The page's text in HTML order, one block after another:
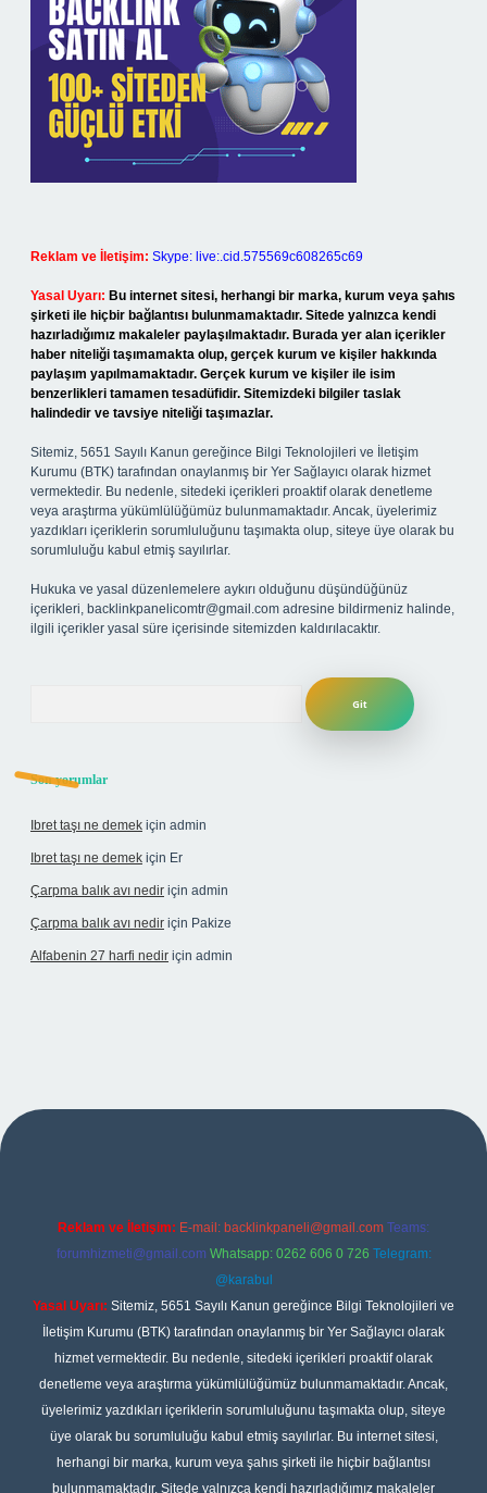
Reklam ve İletişim: Skype: live:.cid.575569c608265c69
Yasal Uyarı: Bu internet sitesi, herhangi bir marka, kurum veya şahıs
şirketi ile hiçbir bağlantısı bulunmamaktadır. Sitede yalnızca kendi
hazırladığımız makaleler paylaşılmaktadır. Burada yer alan içerikler
haber niteliği taşımamakta olup, gerçek kurum ve kişiler hakkında
paylaşım yapılmamaktadır. Gerçek kurum ve kişiler ile isim
benzerlikleri tamamen tesadüfidir. Sitemizdeki bilgiler taslak
halindedir ve tavsiye niteliği taşımazlar.
Sitemiz, 5651 Sayılı Kanun gereğince Bilgi Teknolojileri ve İletişim
Kurumu (BTK) tarafından onaylanmış bir Yer Sağlayıcı olarak hizmet
vermektedir. Bu nedenle, sitedeki içerikleri proaktif olarak denetleme
veya araştırma yükümlülüğümüz bulunmamaktadır. Ancak, üyelerimiz
yazdıkları içeriklerin sorumluluğunu taşımakta olup, siteye üye olarak bu
sorumluluğu kabul etmiş sayılırlar.
Hukuka ve yasal düzenlemelere aykırı olduğunu düşündüğünüz
içerikleri, backlinkpanelicomtr@gmail.com adresine bildirmeniz halinde,
ilgili içerikler yasal süre içerisinde sitemizden kaldırılacaktır.
Son yorumlar
Ibret taşı ne demek için admin
Ibret taşı ne demek için Er
Çarpma balık avı nedir için admin
Çarpma balık avı nedir için Pakize
Alfabenin 27 harfi nedir için admin
Reklam ve İletişim: E-mail: backlinkpaneli@gmail.com Teams:
forumhizmeti@gmail.com Whatsapp: 0262 606 0 726 Telegram:
@karabul
Yasal Uyarı: Sitemiz, 5651 Sayılı Kanun gereğince Bilgi Teknolojileri ve
İletişim Kurumu (BTK) tarafından onaylanmış bir Yer Sağlayıcı olarak
hizmet vermektedir. Bu nedenle, sitedeki içerikleri proaktif olarak
denetleme veya araştırma yükümlülüğümüz bulunmamaktadır. Ancak,
üyelerimiz yazdıkları içeriklerin sorumluluğunu taşımakta olup, siteye
üye olarak bu sorumluluğu kabul etmiş sayılırlar. Bu internet sitesi,
herhangi bir marka, kurum veya şahıs şirketi ile hiçbir bağlantısı
bulunmamaktadır. Sitede yalnızca kendi hazırladığımız makaleler